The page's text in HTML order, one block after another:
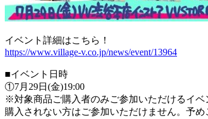
イベント詳細はこちら！
https://www.village-v.co.jp/news/event/13964
■イベント日時
①7月29日(金)19:00
※対象商品ご購入者のみご参加いただけるイベ
購入されない方はご参加いただけません。予め